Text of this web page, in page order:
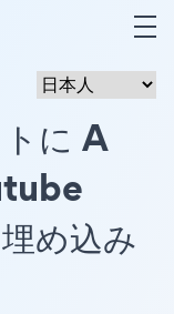
に A
め込み